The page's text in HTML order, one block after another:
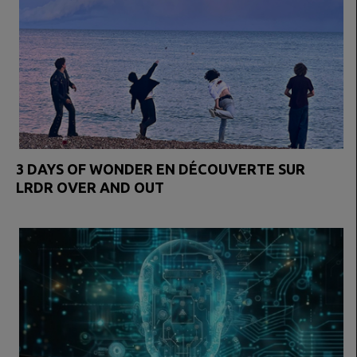
3 DAYS OF WONDER EN DÉCOUVERTE SUR
LRDR OVER AND OUT